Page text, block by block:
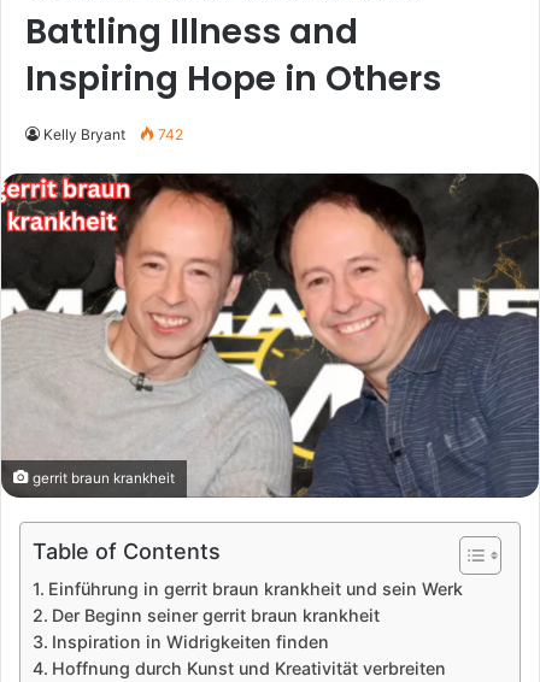
Battling Illness and
Inspiring Hope in Others
Kelly Bryant 742
gerrit braun krankheit
Table of Contents
Einführung in gerrit braun krankheit und sein Werk
Der Beginn seiner gerrit braun krankheit
Inspiration in Widrigkeiten finden
Hoffnung durch Kunst und Kreativität verbreiten